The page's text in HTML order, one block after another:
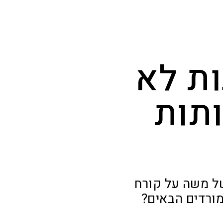
לא
משה על קורח
הבאים?